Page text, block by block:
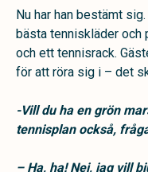
Nu har han bestämt
bästa tenniskläder och
och ett tennisrack.
för att röra sig i – det
-Vill du ha en grön
tennisplan också,
– Ha, ha! Nej, jag vill